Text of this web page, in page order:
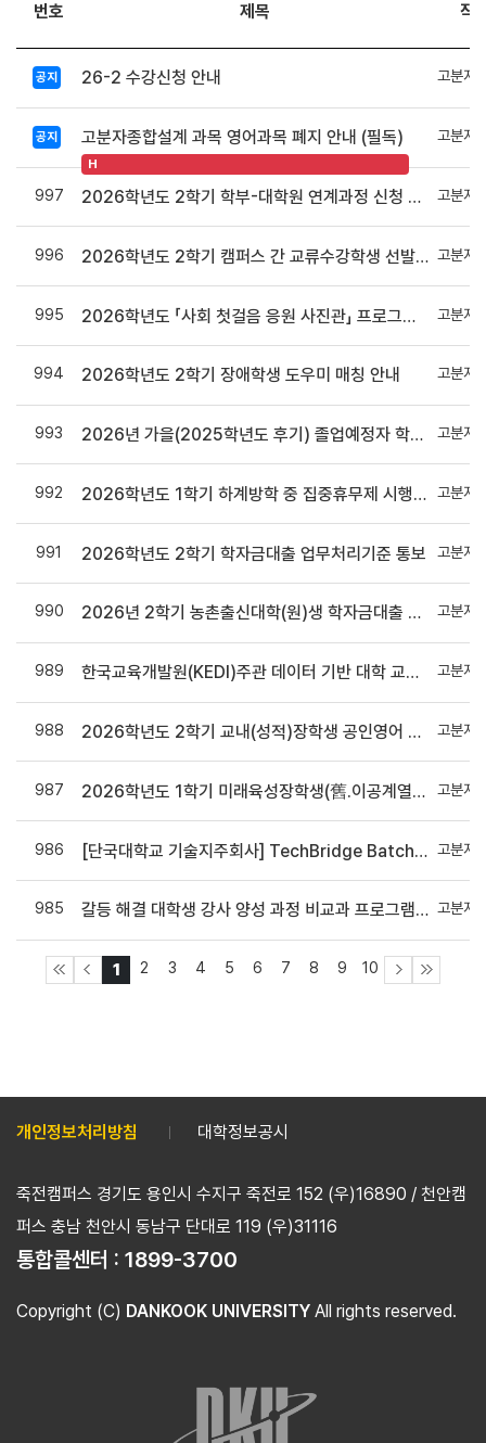
번호 제목 작
공지 26-2 수강신청 안내 고분자
공지 고분자종합설계 과목 영어과목 폐지 안내 (필독)
H
고분자
997 2026학년도 2학기 학부-대학원 연계과정 신청 안내 고분자
996 2026학년도 2학기 캠퍼스 간 교류수강학생 선발 안내 고분자
995 2026학년도 「사회 첫걸음 응원 사진관」 프로그램 홍보 고분자
994 2026학년도 2학기 장애학생 도우미 매칭 안내 고분자
993 2026년 가을(2025학년도 후기) 졸업예정자 학사학위취득 유예 신청 안내 고분자
992 2026학년도 1학기 하계방학 중 집중휴무제 시행 안내 고분자
991 2026학년도 2학기 학자금대출 업무처리기준 통보 고분자
990 2026년 2학기 농촌출신대학(원)생 학자금대출 시행 고분자
989 한국교육개발원(KEDI)주관 데이터 기반 대학 교육혁신 모니터링 연구(Ⅳ) 설문 참여 안내 고분자
988 2026학년도 2학기 교내(성적)장학생 공인영어 관련 안내 고분자
987 2026학년도 1학기 미래육성장학생(舊.이공계열육성장학금) 선발 안내 고분자
986 [단국대학교 기술지주회사] TechBridge Batch 프로그램 1기 모집 공고 안내 고분자
985 갈등 해결 대학생 강사 양성 과정 비교과 프로그램 홍보 고분자
1 2 3 4 5 6 7 8 9 10
개인정보처리방침 대학정보공시
죽전캠퍼스 경기도 용인시 수지구 죽전로 152 (우)16890 / 천안캠
퍼스 충남 천안시 동남구 단대로 119 (우)31116
통합콜센터 : 1899-3700
Copyright (C) DANKOOK UNIVERSITY All rights reserved.